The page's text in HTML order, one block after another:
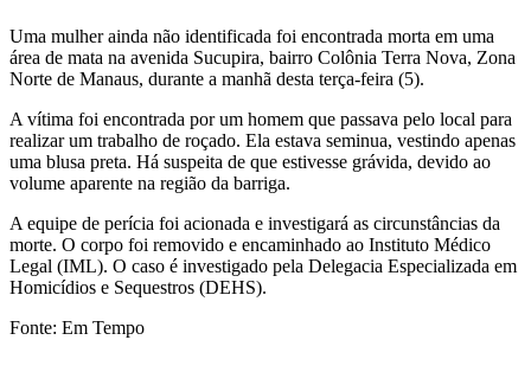
Uma mulher ainda não identificada foi encontrada morta em uma
área de mata na avenida Sucupira, bairro Colônia Terra Nova, Zona
Norte de Manaus, durante a manhã desta terça-feira (5).
A vítima foi encontrada por um homem que passava pelo local para
realizar um trabalho de roçado. Ela estava seminua, vestindo apenas
uma blusa preta. Há suspeita de que estivesse grávida, devido ao
volume aparente na região da barriga.
A equipe de perícia foi acionada e investigará as circunstâncias da
morte. O corpo foi removido e encaminhado ao Instituto Médico
Legal (IML). O caso é investigado pela Delegacia Especializada em
Homicídios e Sequestros (DEHS).
Fonte: Em Tempo